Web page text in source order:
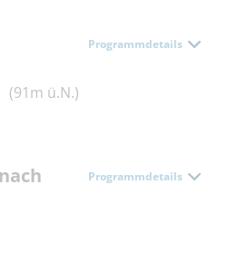
Programmdetails
(91m ü.N.)
Programmdetails